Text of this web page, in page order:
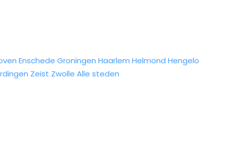
Enschede Groningen Haarlem Helmond Hengelo
Zeist Zwolle Alle steden